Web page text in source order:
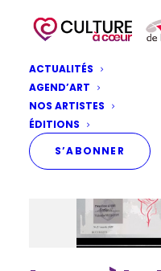
ACTUALITÉS
AGEND’ART
NOS ARTISTES
ÉDITIONS
S’ABONNER